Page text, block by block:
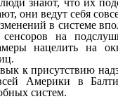
знают, что их
они ведут себя
в системе
на
нацелить на
к присутствию
Америки в
систем.